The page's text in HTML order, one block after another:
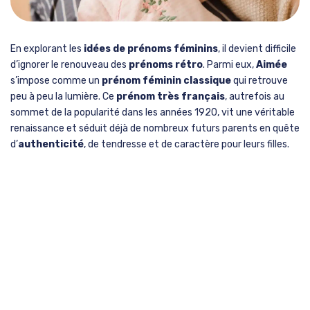
En explorant les idées de prénoms féminins, il devient difficile
d’ignorer le renouveau des prénoms rétro. Parmi eux,Aimée
s’impose comme un prénom féminin classiquequi retrouve
peu à peu la lumière. Ce prénom très français, autrefois au
sommet de la popularité dans les années 1920, vit une véritable
renaissance et séduit déjà de nombreux futurs parents en quête
d’authenticité, de tendresse et de caractère pour leurs filles.